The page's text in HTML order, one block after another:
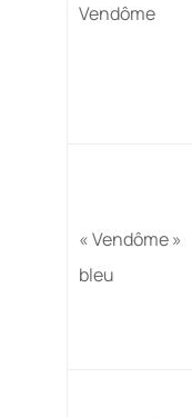
Vendôme
« Vendôme »
bleu